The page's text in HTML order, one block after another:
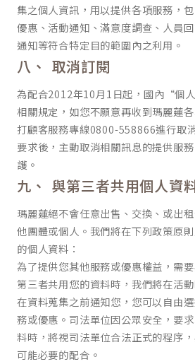
集之個人資訊，用以提供各項服務，
優惠、活動通知、滿意度調查、人員
通知等符合特定目的範圍內之利用。
取消訂閱
為配合2012年10月1日起，國內“個
相關規定，如您不願意再收到瑪麗蓮
打顧客服務專線0800-558866進行取
要求後，主動取消相關訊息的提供服
護。
與第三者共用個人資
瑪麗蓮絕不會任意出售、交換、或出
他團體或個人。我們將在下列政策原
的個人資料：
為了提供您其他服務或優惠權益，需
第三者共用您的資料時，我們將在活
在資料蒐集之前通知您，您可以自由
務或優惠。司法單位因公眾安全，要
料時，將視司法單位合法正式的程序
可能必要的配合。